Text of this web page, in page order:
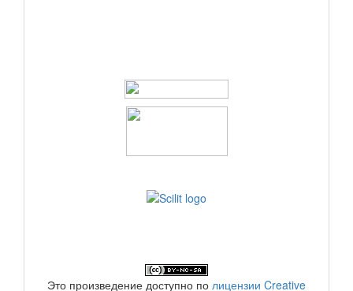
Это произведение доступно по лицензии Creative